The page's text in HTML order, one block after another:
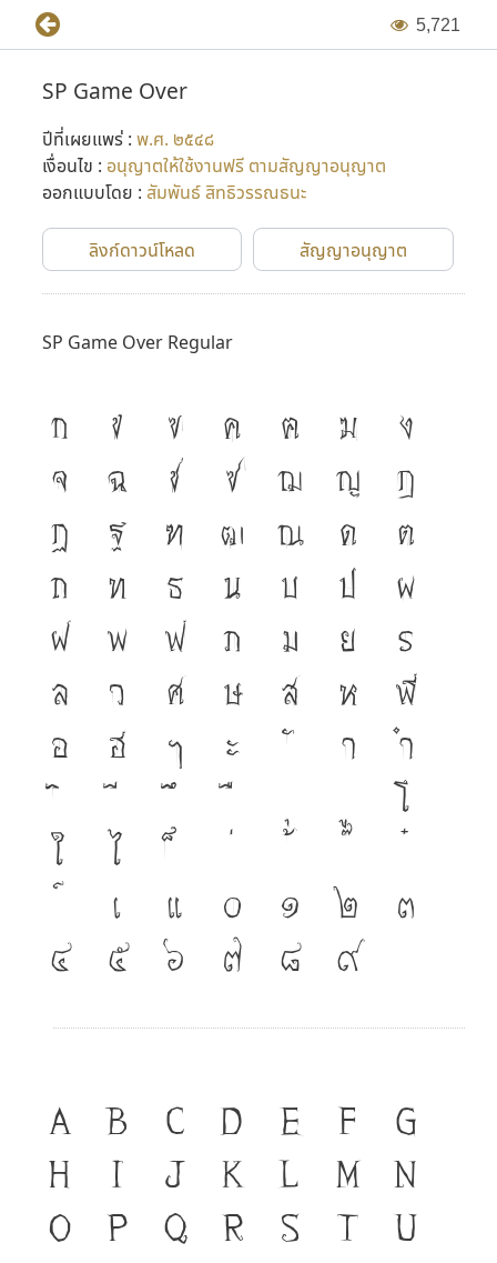
5,721
SP Game Over
ปีที่เผยแพร่ : พ.ศ. ๒๕๔๘
เงื่อนไข : อนุญาตให้ใช้งานฟรี ตามสัญญาอนุญาต
ออกแบบโดย : สัมพันธ์ สิทธิวรรณธนะ
ลิงก์ดาวน์โหลด สัญญาอนุญาต
SP Game Over Regular
ก ข ฃ ค ฅ ฆ ง
จ ฉ ช ซ ฌ ญ ฎ
ฏ ฐ ฑ ฒ ณ ด ต
ถ ท ธ น บ ป ผ
ฝ พ ฟ ภ ม ย ร
ล ว ศ ษ ส ห ฬ
อ ฮ ฯ ะ า ำ
โ
ใ ไ
เ แ ๐ ๑ ๒ ๓
๔ ๕ ๖ ๗ ๘ ๙
A B C D E F G
H I J K L M N
O P Q R S T U